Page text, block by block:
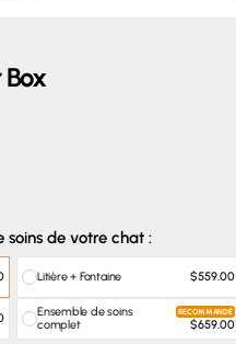
de votre chat :
Litière + Fontaine $559.00
Ensemble de soins
complet
RECOMMANDÉ
$659.00